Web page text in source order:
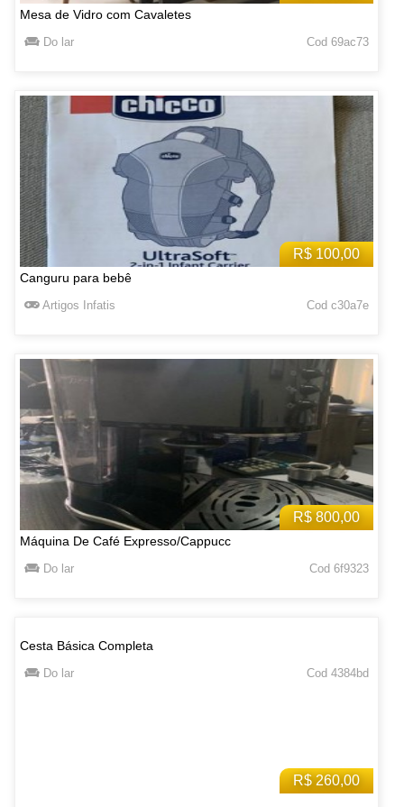
Mesa de Vidro com Cavaletes
Do lar Cod 69ac73
R$ 100,00
Canguru para bebê
Artigos Infatis Cod c30a7e
R$ 800,00
Máquina De Café Expresso/Cappucc
Do lar Cod 6f9323
R$ 260,00
Cesta Básica Completa
Do lar Cod 4384bd